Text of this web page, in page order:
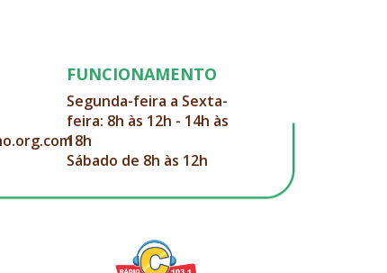
FUNCIONAMENTO
Segunda-feira a Sexta-
feira: 8h às 12h - 14h às
18h
Sábado de 8h às 12h